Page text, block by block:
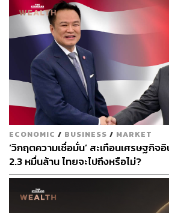
สามารถติดตาม THE
ผ่านแอปพลิเคชันต่างๆ ที่คุณสะดวกหรื
TAGS: ภาคเอกชน World Bank
ธนา
การเปลี่ยนแปลงสภาพภูมิอากาศ
ECONOMIC / BUSINESS / MARKET
‘วิกฤตความเชื่อมั่น’ สะเทือนเศรษฐกิจ
2.3 หมื่นล้าน ไทยจะไปถึงหรือไม่?